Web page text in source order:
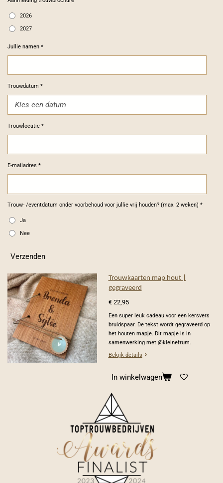
2026
2027
Jullie namen *
Trouwdatum *
Trouwlocatie *
E-mailadres *
Trouw- /eventdatum onder voorbehoud voor jullie vrij houden? (max. 2 weken) *
Ja
Nee
Verzenden
Trouwkaarten map hout |
gegraveerd
€ 22,95
Een super leuk cadeau voor een kersvers
bruidspaar. De tekst wordt gegraveerd op
het houten mapje. Dit mapje is in
samenwerking met @kleinefrum.
Bekijk details
In winkelwagen